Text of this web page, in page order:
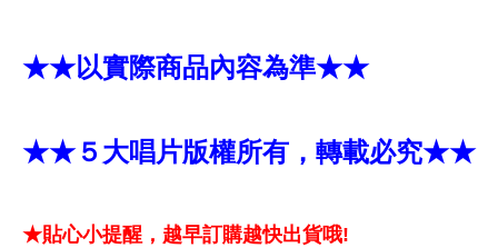
★★以實際商品內容為準★★
★★５大唱片版權所有，轉載必究★★
★貼心小提醒，越早訂購越快出貨哦!